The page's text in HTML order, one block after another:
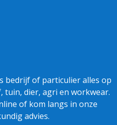
bedrijf of particulier alles op
tuin, dier, agri en workwear.
of kom langs in onze
advies.